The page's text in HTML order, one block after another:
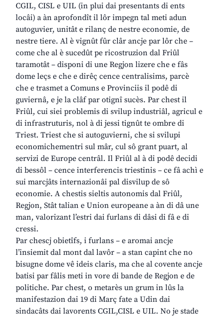
CGIL, CISL e UIL (in plui dai presentants di ents
locâi) a àn aprofondît il lôr impegn tal meti adun
autoguvier, unitât e rilanç de nestre economie, de
nestre tiere. Al è vignût fûr clâr ancje par lôr che –
come che al è sucedût pe ricostruzion dal Friûl
taramotât – disponi di une Regjon lizere che e fâs
dome leçs e che e dirêç cence centralisims, parcè
che e trasmet a Comuns e Provinciis il podê di
guviernâ, e je la clâf par otignî sucès. Par chest il
Friûl, cui siei problemis di svilup industriâl, agricul e
di infrastruturis, nol à di jessi tignût te ombre di
Triest. Triest che si autoguvierni, che si svilupi
economichementri sul mâr, cul sô grant puart, al
servizi de Europe centrâl. Il Friûl al à di podê decidi
di bessôl – cence interferencis triestinis – ce fâ achì e
sui marcjâts internazionâi pal disvilup de sô
economie. A chestis sieltis autonomis dal Friûl,
Regjon, Stât talian e Union europeane a àn di dâ une
man, valorizant l’estri dai furlans di dâsi di fâ e di
cressi.
Par chescj obietîfs, i furlans – e aromai ancje
l’insiemit dal mont dal lavôr – a stan capint che no
bisugne dome vê ideis claris, ma che al covente ancje
batisi par fâlis meti in vore di bande de Regjon e de
politiche. Par chest, o metarès un grum in lûs la
manifestazion dai 19 di Març fate a Udin dai
sindacâts dai lavorents CGIL,CISL e UIL. No je stade